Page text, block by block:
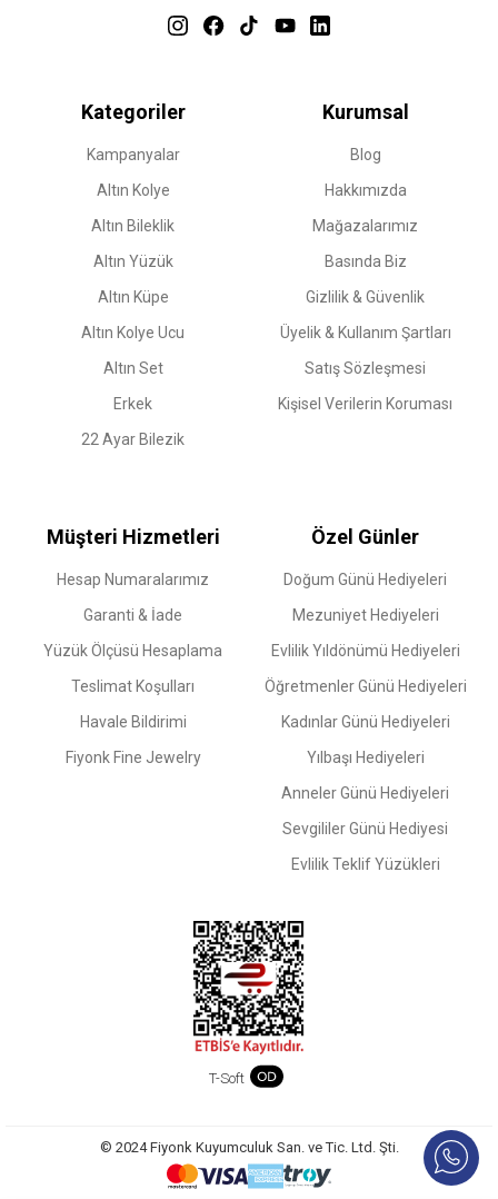
Kategoriler
Kampanyalar
Altın Kolye
Altın Bileklik
Altın Yüzük
Altın Küpe
Altın Kolye Ucu
Altın Set
Erkek
22 Ayar Bilezik
Kurumsal
Blog
Hakkımızda
Mağazalarımız
Basında Biz
Gizlilik & Güvenlik
Üyelik & Kullanım Şartları
Satış Sözleşmesi
Kişisel Verilerin Koruması
Müşteri Hizmetleri
Hesap Numaralarımız
Garanti & İade
Yüzük Ölçüsü Hesaplama
Teslimat Koşulları
Havale Bildirimi
Fiyonk Fine Jewelry
Özel Günler
Doğum Günü Hediyeleri
Mezuniyet Hediyeleri
Evlilik Yıldönümü Hediyeleri
Öğretmenler Günü Hediyeleri
Kadınlar Günü Hediyeleri
Yılbaşı Hediyeleri
Anneler Günü Hediyeleri
Sevgililer Günü Hediyesi
Evlilik Teklif Yüzükleri
T-Soft
© 2024 Fiyonk Kuyumculuk San. ve Tic. Ltd. Şti.